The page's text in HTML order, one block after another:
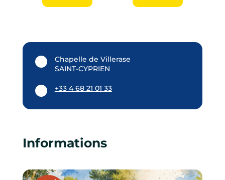
Chapelle de Villerase
SAINT-CYPRIEN
+33 4 68 21 01 33
Informations